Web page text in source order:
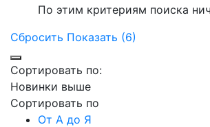
По этим критериям поиска
Сбросить Показать (6)
Сортировать по:
Новинки выше
Сортировать по
От А до Я